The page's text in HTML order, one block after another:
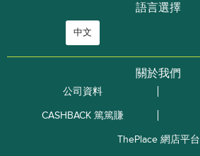
語言選擇
中文
關於我們
公司資料
CASHBACK 篤篤賺
ThePlace 網店平台